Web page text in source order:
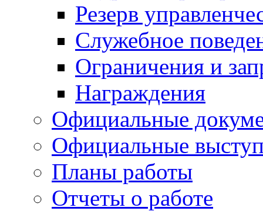
Резерв
Служебное
Ограничения и
Награждения
Официальные
Официальные
Планы работы
Отчеты о работе